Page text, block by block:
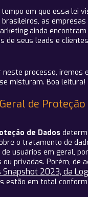
em que essa lei
as empresas
ainda
de seus leads e
neste processo, iremos
misturam. Boa leitura!
de
de Dados
o tratamento de
usuários em geral,
privadas. Porém, de
2023, da
estão em total